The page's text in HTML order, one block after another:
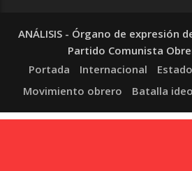
ANÁLISIS - Órgano de expresión
Partido Comunista
Portada
Internacional
Movimiento obrero
Batalla